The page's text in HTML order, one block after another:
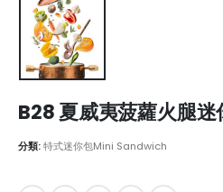
B28 夏威夷菠蘿火腿
分類:特式迷你包Mini Sandwich